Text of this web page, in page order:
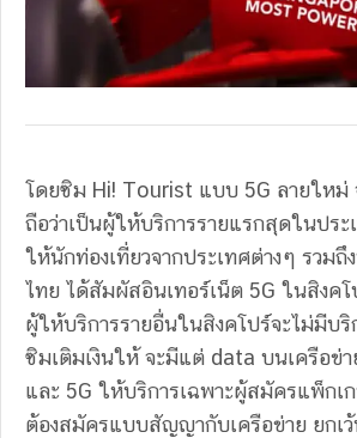
โดยซิม Hi! Tourist แบบ 5G ลายใหม่
ถือว่าเป็นผู้ให้บริการรายแรกสุดในประ
ให้นักท่องเที่ยวจากประเทศต่างๆ รวมถึ
ไทย ได้สัมผัสอินเทอร์เน็ต 5G ในสิงค
ผู้ให้บริการรายอื่นในสิงคโปร์จะไม่มีบ
ซิมเติมเงินให้ จะมีแต่ data บนเครือข่า
และ 5G ให้บริการเฉพาะผู้สมัครแพ็กเ
ต้องสมัครแบบสัญญากับเครือข่าย ยกเ